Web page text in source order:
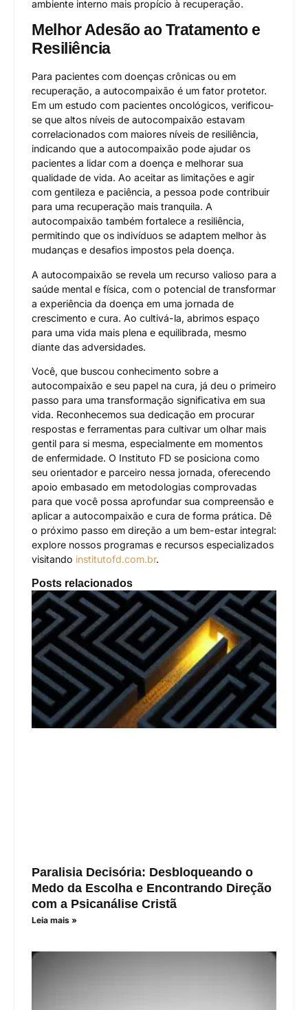
ambiente interno mais propício à recuperação.
Melhor Adesão ao Tratamento e
Resiliência
Para pacientes com doenças crônicas ou em
recuperação, a autocompaixão é um fator protetor.
Em um estudo com pacientes oncológicos, verificou-
se que altos níveis de autocompaixão estavam
correlacionados com maiores níveis de resiliência,
indicando que a autocompaixão pode ajudar os
pacientes a lidar com a doença e melhorar sua
qualidade de vida. Ao aceitar as limitações e agir
com gentileza e paciência, a pessoa pode contribuir
para uma recuperação mais tranquila. A
autocompaixão também fortalece a resiliência,
permitindo que os indivíduos se adaptem melhor às
mudanças e desafios impostos pela doença.
A autocompaixão se revela um recurso valioso para a
saúde mental e física, com o potencial de transformar
a experiência da doença em uma jornada de
crescimento e cura. Ao cultivá-la, abrimos espaço
para uma vida mais plena e equilibrada, mesmo
diante das adversidades.
Você, que buscou conhecimento sobre a
autocompaixão e seu papel na cura, já deu o primeiro
passo para uma transformação significativa em sua
vida. Reconhecemos sua dedicação em procurar
respostas e ferramentas para cultivar um olhar mais
gentil para si mesma, especialmente em momentos
de enfermidade. O Instituto FD se posiciona como
seu orientador e parceiro nessa jornada, oferecendo
apoio embasado em metodologias comprovadas
para que você possa aprofundar sua compreensão e
aplicar a autocompaixão e cura de forma prática. Dê
o próximo passo em direção a um bem-estar integral:
explore nossos programas e recursos especializados
visitando institutofd.com.br.
Posts relacionados
Paralisia Decisória: Desbloqueando o
Medo da Escolha e Encontrando Direção
com a Psicanálise Cristã
Leia mais »